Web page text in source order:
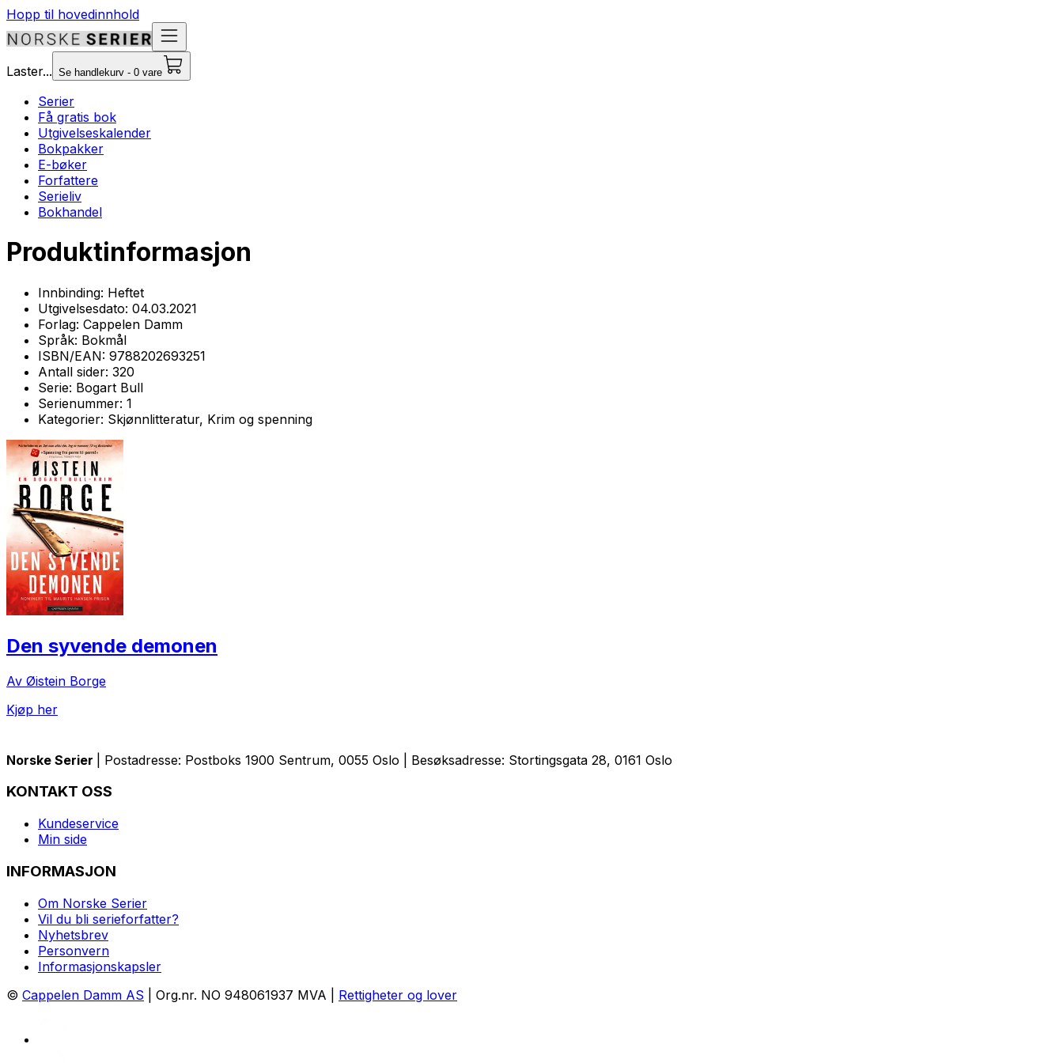
Hopp til hovedinnhold
Laster... Se handlekurv - 0 vare
Serier
Få gratis bok
Utgivelseskalender
Bokpakker
E-bøker
Forfattere
Serieliv
Bokhandel
Produktinformasjon
Innbinding: Heftet
Utgivelsesdato: 04.03.2021
Forlag: Cappelen Damm
Språk: Bokmål
ISBN/EAN: 9788202693251
Antall sider: 320
Serie: Bogart Bull
Serienummer: 1
Kategorier: Skjønnlitteratur, Krim og spenning
Den syvende demonen
Av Øistein Borge
Kjøp her
Norske Serier | Postadresse: Postboks 1900 Sentrum, 0055 Oslo | Besøksadresse: Stortingsgata 28, 0161 Oslo
KONTAKT OSS
Kundeservice
Min side
INFORMASJON
Om Norske Serier
Vil du bli serieforfatter?
Nyhetsbrev
Personvern
Informasjonskapsler
© Cappelen Damm AS | Org.nr. NO 948061937 MVA | Rettigheter og lover